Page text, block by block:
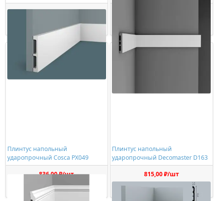
884,00 ₽/шт
Купить
Плинтус напольный
ударопрочный Cosca PX049
836,00 ₽/шт
Купить
Плинтус напольный
ударопрочный Decomaster D163
815,00 ₽/шт
Купить